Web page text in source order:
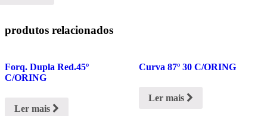
produtos relacionados
Forq. Dupla Red.45º
C/ORING
Ler mais
Curva 87º 30 C/ORING
Ler mais